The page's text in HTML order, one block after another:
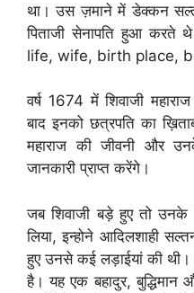
था। उस ज़माने में डेक्कन
पिताजी सेनापति हुआ
life, wife, birth place,
वर्ष 1674 में शिवाजी
बाद इनको छत्रपति का
महाराज की जीवनी और
जानकारी प्राप्त करेंगे।
जब शिवाजी बड़े हुए तो उनके
लिया, इन्होने आदिलशाही
हुए उनसे कई लड़ाईयां की
है। यह एक बहादुर, बुद्धिमान